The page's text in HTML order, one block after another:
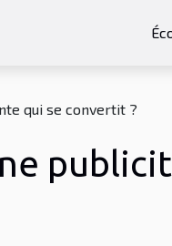
qui se convertit ?